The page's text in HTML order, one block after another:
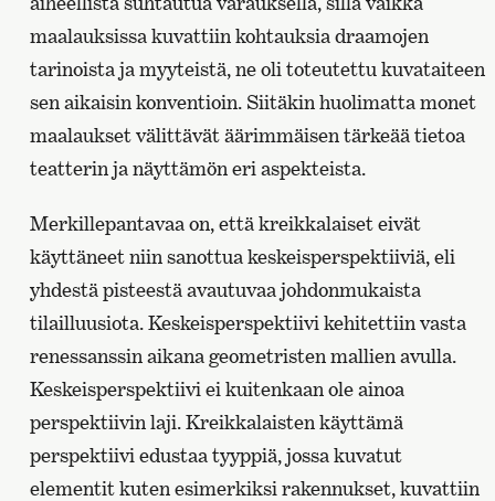
maalauksissa kuvattiin kohtauksia draamojen
tarinoista ja myyteistä, ne oli toteutettu kuvataiteen
sen aikaisin konventioin. Siitäkin huolimatta monet
maalaukset välittävät äärimmäisen tärkeää tietoa
teatterin ja näyttämön eri aspekteista.
Merkillepantavaa on, että kreikkalaiset eivät
käyttäneet niin sanottua keskeisperspektiiviä, eli
yhdestä pisteestä avautuvaa johdonmukaista
tilailluusiota. Keskeisperspektiivi kehitettiin vasta
renessanssin aikana geometristen mallien avulla.
Keskeisperspektiivi ei kuitenkaan ole ainoa
perspektiivin laji. Kreikkalaisten käyttämä
perspektiivi edustaa tyyppiä, jossa kuvatut
elementit kuten esimerkiksi rakennukset, kuvattiin